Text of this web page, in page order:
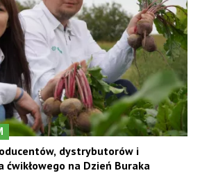
dystrybutorów i
na Dzień Buraka